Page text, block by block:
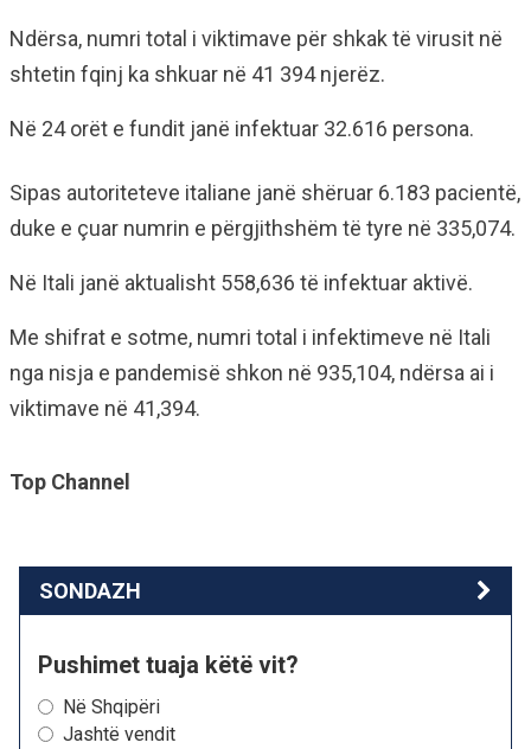
Ndërsa, numri total i viktimave për shkak të virusit në
shtetin fqinj ka shkuar në 41 394 njerëz.
Në 24 orët e fundit janë infektuar 32.616 persona.
Sipas autoriteteve italiane janë shëruar 6.183 pacientë,
duke e çuar numrin e përgjithshëm të tyre në 335,074.
Në Itali janë aktualisht 558,636 të infektuar aktivë.
Me shifrat e sotme, numri total i infektimeve në Itali
nga nisja e pandemisë shkon në 935,104, ndërsa ai i
viktimave në 41,394.
Top Channel
SONDAZH
Pushimet tuaja këtë vit?
Në Shqipëri
Jashtë vendit